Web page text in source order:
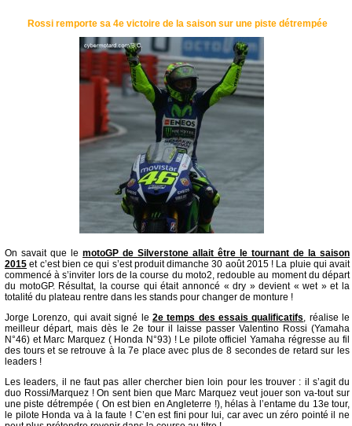
Rossi remporte sa 4e victoire de la saison sur une piste détrempée
On savait que lemotoGP de Silverstone allait être le tournant de la saison
2015 et c’est bien ce qui s’est produit dimanche 30 août 2015 ! La pluie qui avait
commencé à s’inviter lors de la course du moto2, redouble au moment du départ
du motoGP. Résultat, la course qui était annoncé « dry » devient « wet » et la
totalité du plateau rentre dans les stands pour changer de monture !
Jorge Lorenzo, qui avait signé le2e temps des essais qualificatifs, réalise le
meilleur départ, mais dès le 2e tour il laisse passer Valentino Rossi (Yamaha
N°46) et Marc Marquez ( Honda N°93) ! Le pilote officiel Yamaha régresse au fil
des tours et se retrouve à la 7e place avec plus de 8 secondes de retard sur les
leaders !
Les leaders, il ne faut pas aller chercher bien loin pour les trouver : il s’agit du
duo Rossi/Marquez ! On sent bien que Marc Marquez veut jouer son va-tout sur
une piste détrempée ( On est bien en Angleterre !), hélas à l’entame du 13e tour,
le pilote Honda va à la faute ! C’en est fini pour lui, car avec un zéro pointé il ne